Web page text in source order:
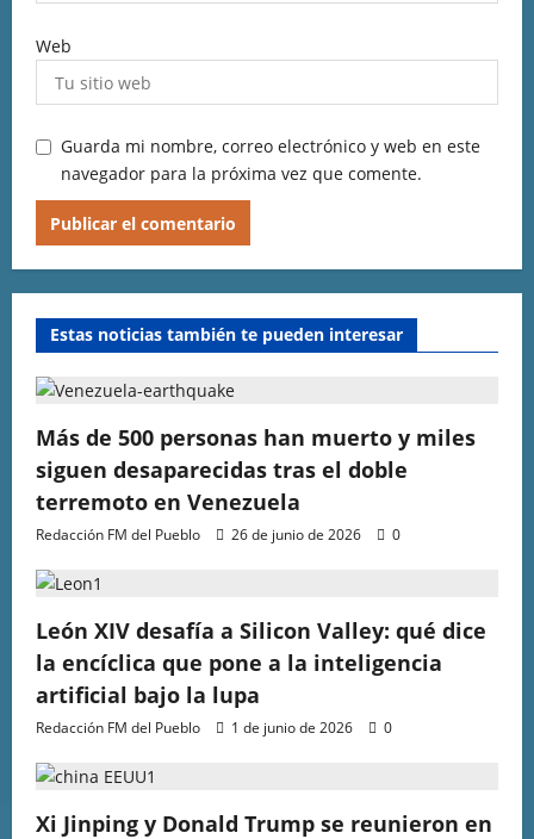
Web
Guarda mi nombre, correo electrónico y web en este
navegador para la próxima vez que comente.
Estas noticias también te pueden interesar
Más de 500 personas han muerto y miles
siguen desaparecidas tras el doble
terremoto en Venezuela
Redacción FM del Pueblo 26 de junio de 2026 0
León XIV desafía a Silicon Valley: qué dice
la encíclica que pone a la inteligencia
artificial bajo la lupa
Redacción FM del Pueblo 1 de junio de 2026 0
Xi Jinping y Donald Trump se reunieron en